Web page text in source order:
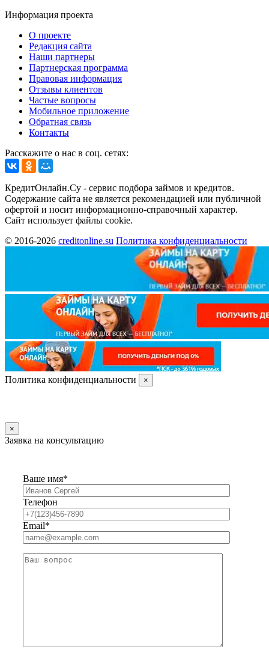
Информация проекта
О проекте
Редакция сайта
Наши партнеры
Партнерская программа
Правовая информация
Отзывы клиентов
Частые вопросы
Мобильное приложение
Обратная связь
Контакты
Расскажите о нас в соц. сетях:
КредитОнлайн.Су - сервис подбора займов и кредитов.
Содержание сайта не является рекомендацией или публичной
офертой и носит информационно-справочный характер.
Сайт использует файлы cookie.
© 2016-2026 creditonline.su Политика конфиденциальности
Политика конфиденциальности ×
×
Заявка на консультацию
Ваше имя*
Телефон
Email*